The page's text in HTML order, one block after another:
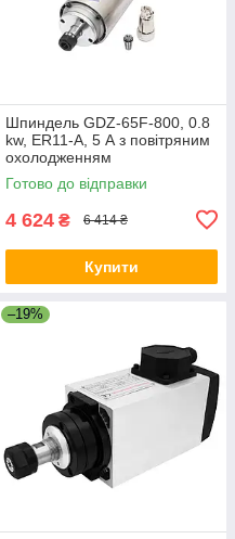
Шпиндель GDZ-65F-800, 0.8
kw, ER11-A, 5 А з повітряним
охолодженням
Готово до відправки
4 624 ₴ 6 414 ₴
Купити
–19%